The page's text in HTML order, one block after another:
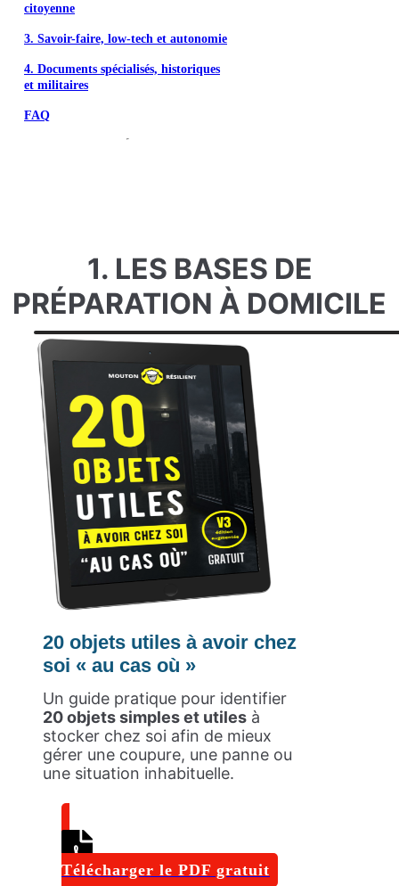
citoyenne
3. Savoir-faire, low-tech et autonomie
4. Documents spécialisés, historiques
et militaires
FAQ
1. LES BASES DE
PRÉPARATION À DOMICILE
20 objets utiles à avoir chez
soi « au cas où »
Un guide pratique pour identifier
20 objets simples et utiles à
stocker chez soi afin de mieux
gérer une coupure, une panne ou
une situation inhabituelle.
Télécharger le PDF gratuit